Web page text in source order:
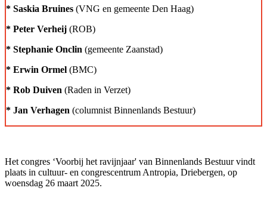
* Saskia Bruines (VNG en gemeente Den Haag)
* Peter Verheij (ROB)
* Stephanie Onclin (gemeente Zaanstad)
* Erwin Ormel (BMC)
* Rob Duiven (Raden in Verzet)
* Jan Verhagen (columnist Binnenlands Bestuur)
Het congres ‘Voorbij het ravijnjaar' van Binnenlands Bestuur vindt
plaats in cultuur- en congrescentrum Antropia, Driebergen, op
woensdag 26 maart 2025.